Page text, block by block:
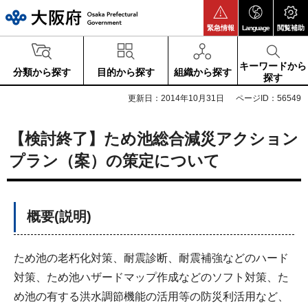
緊急情報 Language 閲覧補助
分類から探す 目的から探す 組織から探す
キーワードから
探す
更新日：2014年10月31日 ページID：56549
【検討終了】ため池総合減災アクション
プラン（案）の策定について
概要(説明)
ため池の老朽化対策、耐震診断、耐震補強などのハード
対策、ため池ハザードマップ作成などのソフト対策、た
め池の有する洪水調節機能の活用等の防災利活用など、